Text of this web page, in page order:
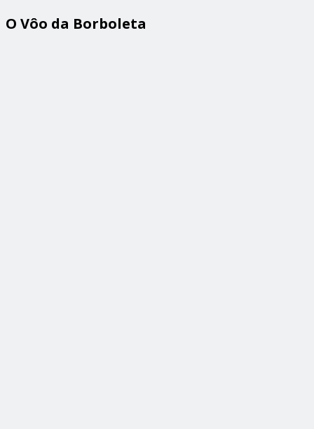
O Vôo da Borboleta